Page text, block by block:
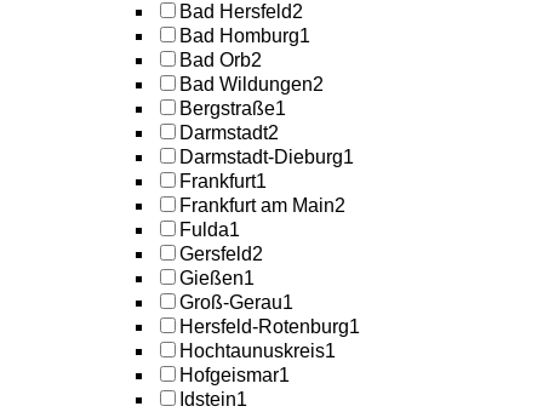
Bad Hersfeld2
Bad Homburg1
Bad Orb2
Bad Wildungen2
Bergstraße1
Darmstadt2
Darmstadt-Dieburg1
Frankfurt1
Frankfurt am Main2
Fulda1
Gersfeld2
Gießen1
Groß-Gerau1
Hersfeld-Rotenburg1
Hochtaunuskreis1
Hofgeismar1
Idstein1